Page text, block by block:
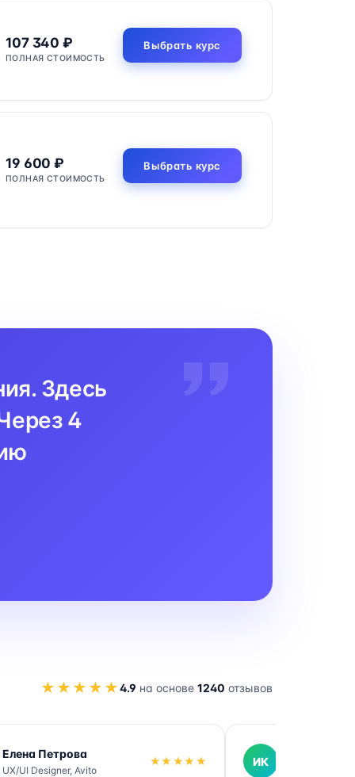
107 340 ₽
ПОЛНАЯ СТОИМОСТЬ
Выбрать курс
19 600 ₽
ПОЛНАЯ СТОИМОСТЬ
Выбрать курс
Здесь
4
★★★★★4.9 на основе 1240 отзывов
Елена Петрова
UX/UI Designer, Avito
★★★★★ ИК